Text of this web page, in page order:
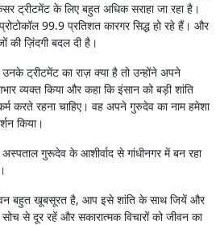
ट्रीटमेंट के लिए बहुत अधिक सराहा जा रहा है।
99.9 प्रतिशत कारगर सिद्ध हो रहे हैं। और
की ज़िंदगी बदल दी है।
ट्रीटमेंट का राज़ क्या है तो उन्होंने अपने
व्यक्त किया और कहा कि इंसान को बड़ी शांति
करते रहना चाहिए। वह अपने गुरुदेव का नाम हमेशा
किया।
गुरूदेव के आशीर्वाद से गांधीनगर में बन रहा
बहुत खूबसूरत है, आप इसे शांति के साथ जियें और
से दूर रहें और सकारात्मक विचारों को जीवन का